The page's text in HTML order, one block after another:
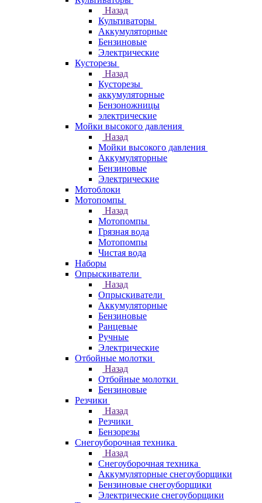
Назад
Культиваторы
Аккумуляторные
Бензиновые
Электрические
Кусторезы
Назад
Кусторезы
аккумуляторные
Бензоножницы
электрические
Мойки высокого давления
Назад
Мойки высокого давления
Аккумуляторные
Бензиновые
Электрические
Мотоблоки
Мотопомпы
Назад
Мотопомпы
Грязная вода
Мотопомпы
Чистая вода
Наборы
Опрыскиватели
Назад
Опрыскиватели
Аккумуляторные
Бензиновые
Ранцевые
Ручные
Электрические
Отбойные молотки
Назад
Отбойные молотки
Бензиновые
Резчики
Назад
Резчики
Бензорезы
Снегоуборочная техника
Назад
Снегоуборочная техника
Аккумуляторные снегоуборщики
Бензиновые снегоуборщики
Электрические снегоуборщики